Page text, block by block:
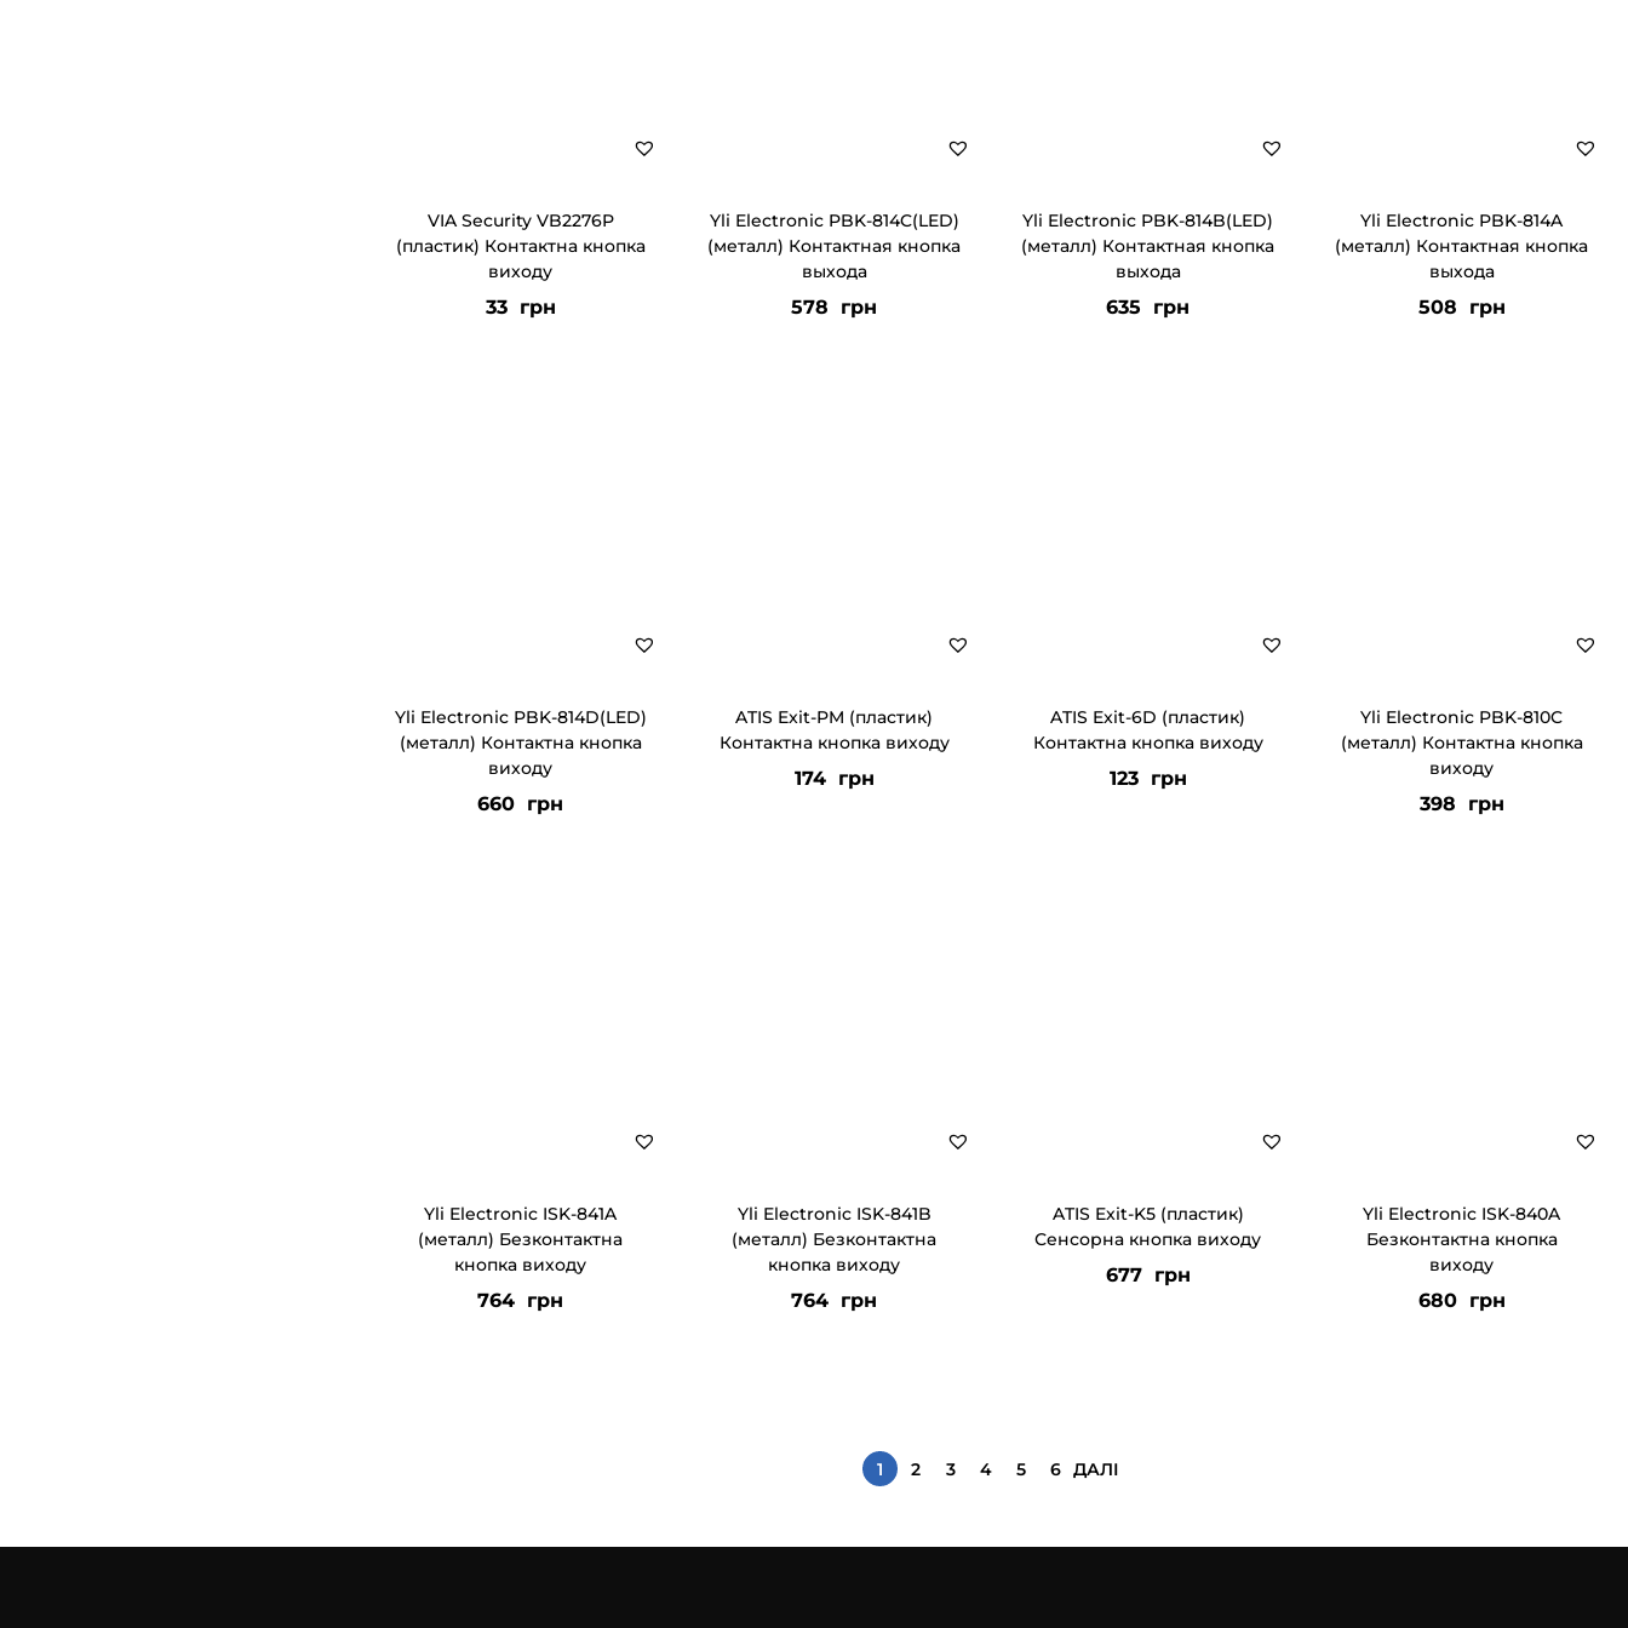
VIA Security VB2276P
(пластик) Контактна кнопка
виходу
33 грн
Yli Electronic PBK-814C(LED)
(металл) Контактная кнопка
выхода
578 грн
Yli Electronic PBK-814B(LED)
(металл) Контактная кнопка
выхода
635 грн
Yli Electronic PBK-814A
(металл) Контактная кнопка
выхода
508 грн
Yli Electronic PBK-814D(LED)
(металл) Контактна кнопка
виходу
660 грн
ATIS Exit-PM (пластик)
Контактна кнопка виходу
174 грн
ATIS Exit-6D (пластик)
Контактна кнопка виходу
123 грн
Yli Electronic PBK-810C
(металл) Контактна кнопка
виходу
398 грн
Yli Electronic ISK-841A
(металл) Безконтактна
кнопка виходу
764 грн
Yli Electronic ISK-841B
(металл) Безконтактна
кнопка виходу
764 грн
ATIS Exit-K5 (пластик)
Сенсорна кнопка виходу
677 грн
Yli Electronic ISK-840A
Безконтактна кнопка
виходу
680 грн
1 2 3 4 5 6 ДАЛІ